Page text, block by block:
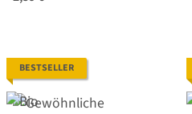
BESTSELLER